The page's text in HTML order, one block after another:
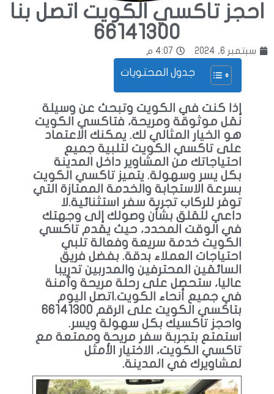
احجز تاكسي الكويت اتصل بنا
66141300
سبتمبر 6, 2024 4:07 م
جدول المحتويات
إذا كنت في الكويت وتبحث عن وسيلة
نقل موثوقة ومريحة، فتاكسي الكويت
هو الخيار المثالي لك. يمكنك الاعتماد
على تاكسي الكويت لتلبية جميع
احتياجاتك من المشاوير داخل المدينة
بكل يسر وسهولة. يتميز تاكسي الكويت
بسرعة الاستجابة والخدمة الممتازة التي
توفر للركاب تجربة سفر استثنائية.لا
داعي للقلق بشأن وصولك إلى وجهتك
في الوقت المحدد، حيث يقدم تاكسي
الكويت خدمة سريعة وفعالة تلبي
احتياجات العملاء بدقة. بفضل فريق
السائقين المحترفين والمدربين تدريبا
عاليا، ستحصل على رحلة مريحة وآمنة
في جميع أنحاء الكويت.اتصل اليوم
بتاكسي الكويت على الرقم 66141300
واحجز تاكسيك بكل سهولة ويسر.
استمتع بتجربة سفر مريحة وممتعة مع
تاكسي الكويت، الاختيار الأمثل
لمشاويرك في المدينة.